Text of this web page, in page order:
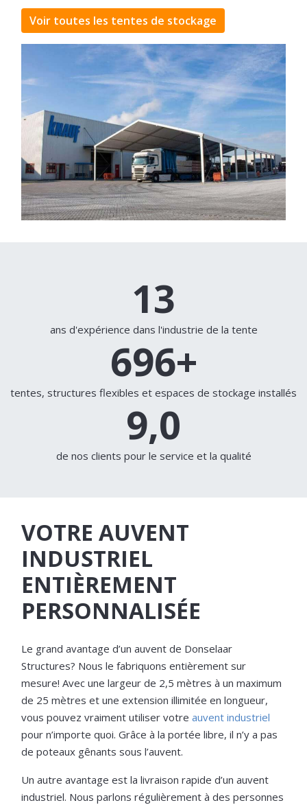
Voir toutes les tentes de stockage
14
ans d'expérience dans l'industrie de la tente
750+
tentes, structures flexibles et espaces de stockage installés
9,0
de nos clients pour le service et la qualité
VOTRE AUVENT
INDUSTRIEL
ENTIÈREMENT
PERSONNALISÉE
Le grand avantage d’un auvent de Donselaar
Structures? Nous le fabriquons entièrement sur
mesure! Avec une largeur de 2,5 mètres à un maximum
de 25 mètres et une extension illimitée en longueur,
vous pouvez vraiment utiliser votre auvent industriel
pour n’importe quoi. Grâce à la portée libre, il n’y a pas
de poteaux gênants sous l’auvent.
Un autre avantage est la livraison rapide d’un auvent
industriel. Nous parlons régulièrement à des personnes